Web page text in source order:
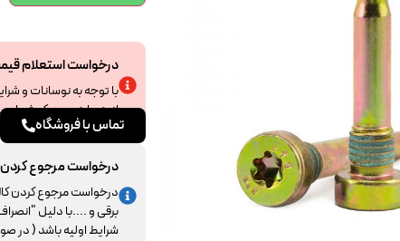
درخواست استعلام
با توجه به نوسانات و
از همراهی و درک شما
تماس با فروشگاه
درخواست مرجوع کردن
برقی و ....با دلیل
شرایط اولیه باشد ( در